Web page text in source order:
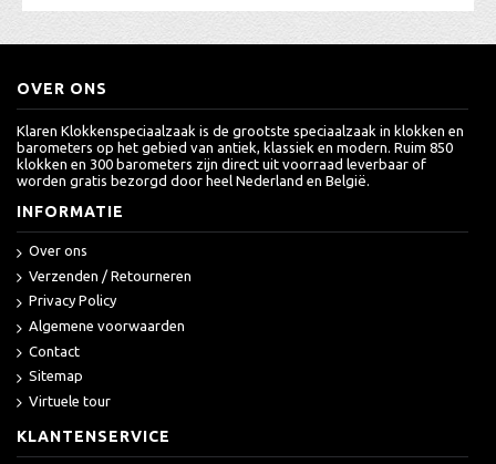
OVER ONS
Klaren Klokkenspeciaalzaak is de grootste speciaalzaak in klokken en
barometers op het gebied van antiek, klassiek en modern. Ruim 850
klokken en 300 barometers zijn direct uit voorraad leverbaar of
worden gratis bezorgd door heel Nederland en België.
INFORMATIE
Over ons
Verzenden / Retourneren
Privacy Policy
Algemene voorwaarden
Contact
Sitemap
Virtuele tour
KLANTENSERVICE